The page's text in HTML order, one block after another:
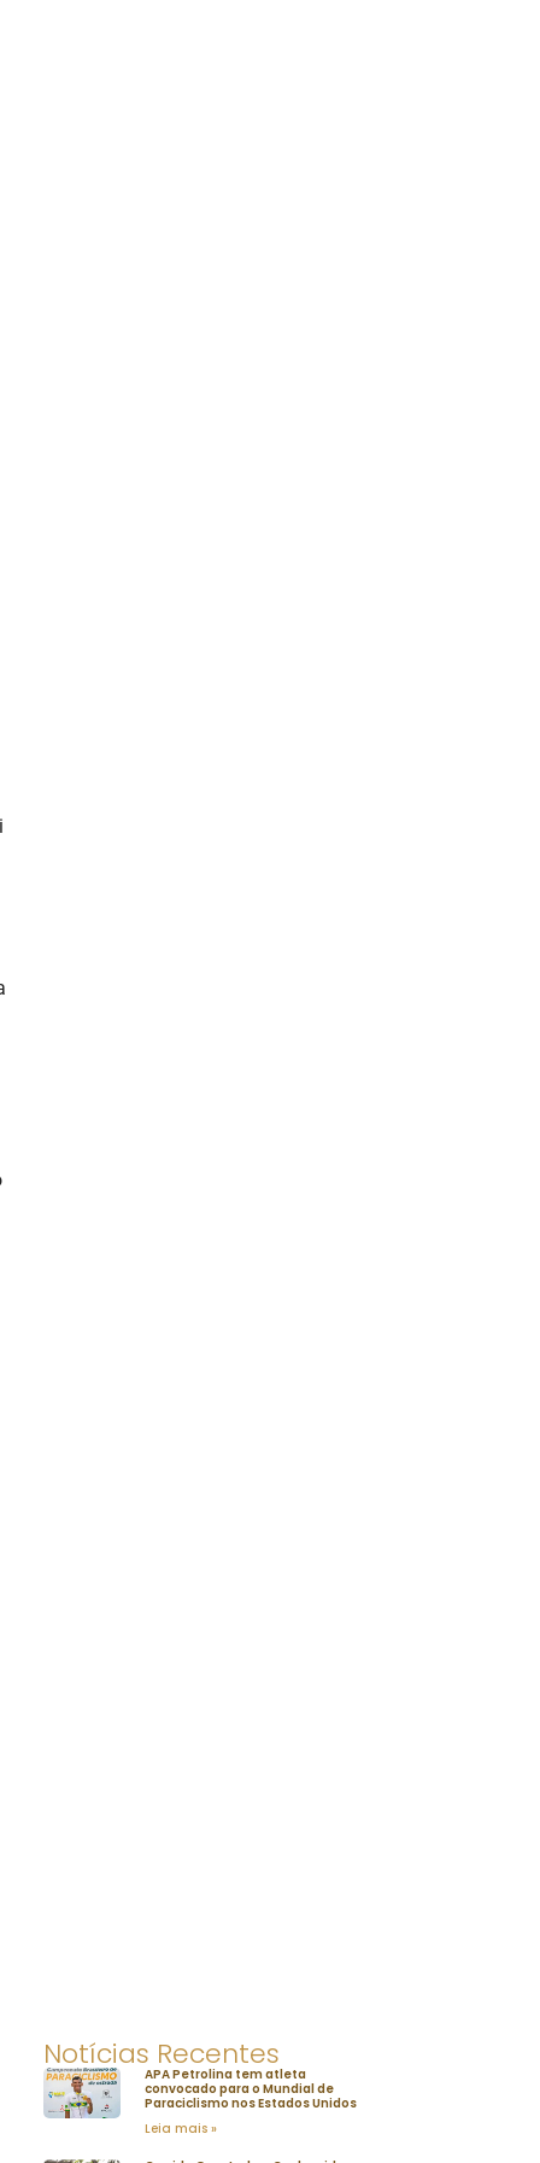
Notícias Recentes
APA Petrolina tem atleta
convocado para o Mundial de
Paraciclismo nos Estados Unidos
Leia mais »